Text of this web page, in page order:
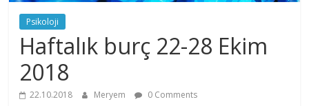
Psikoloji
Haftalık burç 22-28 Ekim
2018
22.10.2018 Meryem 0 Comments